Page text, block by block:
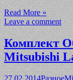
Read More »
Leave a comment
Комплект
Mitsubishi
27.02.2014Разное